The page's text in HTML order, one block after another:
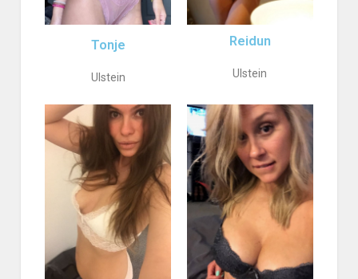
Tonje
Ulstein
Reidun
Ulstein